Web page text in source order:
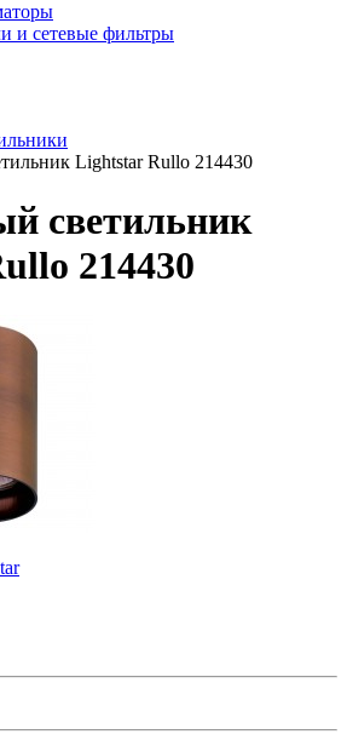
и сетевые фильтры
Lightstar Rullo 214430
светильник
214430